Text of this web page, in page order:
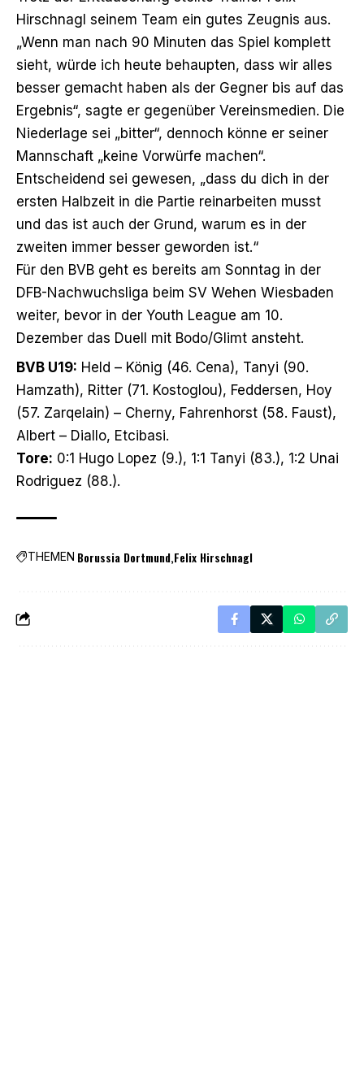
Hirschnagl seinem Team ein gutes Zeugnis aus.
„Wenn man nach 90 Minuten das Spiel komplett
sieht, würde ich heute behaupten, dass wir alles
besser gemacht haben als der Gegner bis auf das
Ergebnis“, sagte er gegenüber Vereinsmedien. Die
Niederlage sei „bitter“, dennoch könne er seiner
Mannschaft „keine Vorwürfe machen“.
Entscheidend sei gewesen, „dass du dich in der
ersten Halbzeit in die Partie reinarbeiten musst
und das ist auch der Grund, warum es in der
zweiten immer besser geworden ist.“
Für den BVB geht es bereits am Sonntag in der
DFB-Nachwuchsliga beim SV Wehen Wiesbaden
weiter, bevor in der Youth League am 10.
Dezember das Duell mit Bodo/Glimt ansteht.
BVB U19: Held – König (46. Cena), Tanyi (90.
Hamzath), Ritter (71. Kostoglou), Feddersen, Hoy
(57. Zarqelain) – Cherny, Fahrenhorst (58. Faust),
Albert – Diallo, Etcibasi.
Tore: 0:1 Hugo Lopez (9.), 1:1 Tanyi (83.), 1:2 Unai
Rodriguez (88.).
THEMEN Borussia Dortmund Felix Hirschnagl